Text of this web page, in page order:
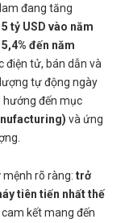
đang tăng
tỷ USD vào năm
đến năm
điện tử, bán dẫn và
tự động ngày
hướng đến mục
và ứng
mệnh rõ ràng: trở
tiên tiến nhất thế
cam kết mang đến